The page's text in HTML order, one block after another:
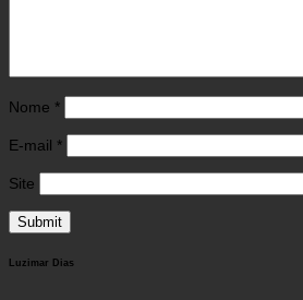
Nome *
E-mail *
Site
Luzimar Dias